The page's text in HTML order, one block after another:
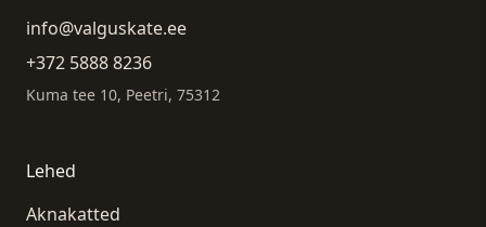
info@valguskate.ee
+372 5888 8236
Kuma tee 10, Peetri, 75312
Lehed
Aknakatted